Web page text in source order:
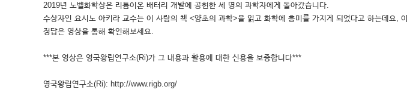
2019년 노벨화학상은 리튬이온 배터리 개발에 공헌한 세 명의 과학자에게 돌아갔습니다.
수상자인 요시노 아키라 교수는 이 사람의 책 <양초의 과학>을 읽고 화학에 흥미를 가지게 되었다고 하는데요,
정답은 영상을 통해 확인해보세요.
***본 영상은 영국왕립연구소(Ri)가 그 내용과 활용에 대한 신용을 보증합니다***
영국왕립연구소(Ri): http://www.rigb.org/